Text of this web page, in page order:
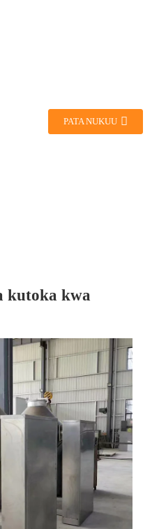
PATA NUKUU
kutoka kwa